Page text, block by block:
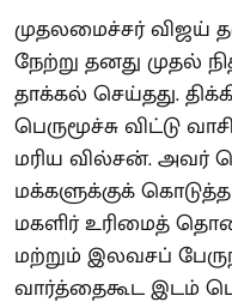
முதலமைச்சர் விஜய்
நேற்று தனது முதல்
தாக்கல் செய்தது.
பெருமூச்சு விட்டு
மரிய வில்சன். அவர்
மக்களுக்குக்
மகளிர் உரிமைத்
மற்றும் இலவசப்
வார்த்தைகூட இடம்